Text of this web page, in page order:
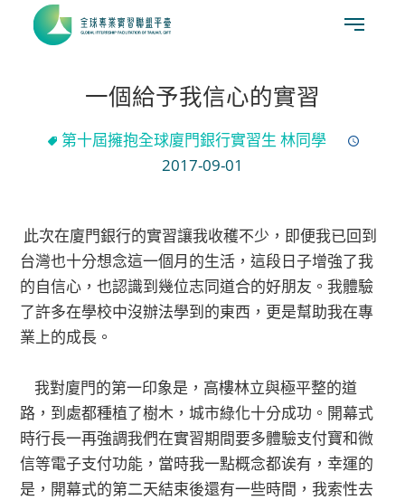
一個給予我信心的實習
第十屆擁抱全球廈門銀行實習生 林同學
2017-09-01
此次在廈門銀行的實習讓我收穫不少，即便我已回到
台灣也十分想念這一個月的生活，這段日子增強了我
的自信心，也認識到幾位志同道合的好朋友。我體驗
了許多在學校中沒辦法學到的東西，更是幫助我在專
業上的成長。
我對廈門的第一印象是，高樓林立與極平整的道
路，到處都種植了樹木，城市綠化十分成功。開幕式
時行長一再強調我們在實習期間要多體驗支付寶和微
信等電子支付功能，當時我一點概念都诶有，幸運的
是，開幕式的第二天結束後還有一些時間，我索性去